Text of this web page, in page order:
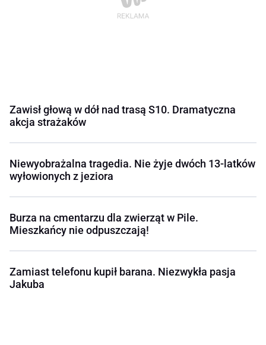
Zawisł głową w dół nad trasą S10. Dramatyczna
akcja strażaków
Niewyobrażalna tragedia. Nie żyje dwóch 13-latków
wyłowionych z jeziora
Burza na cmentarzu dla zwierząt w Pile.
Mieszkańcy nie odpuszczają!
Zamiast telefonu kupił barana. Niezwykła pasja
Jakuba